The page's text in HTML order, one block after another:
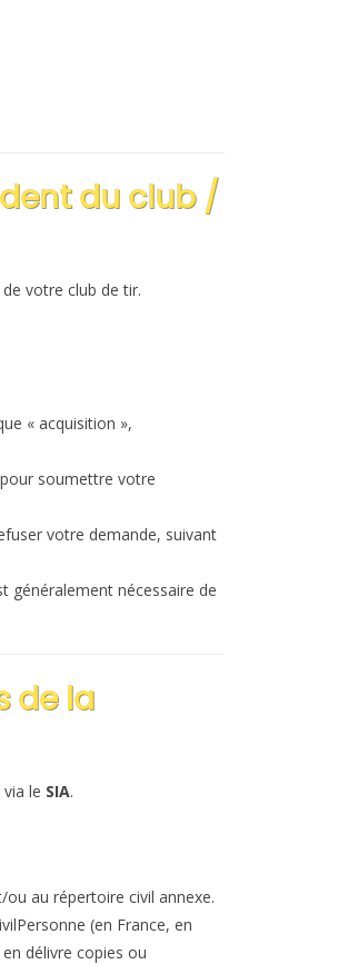
du club /
votre club de tir.
« acquisition »,
soumettre votre
votre demande, suivant
généralement nécessaire de
de la
via le SIA.
au répertoire civil annexe.
Personne (en France, en
délivre copies ou